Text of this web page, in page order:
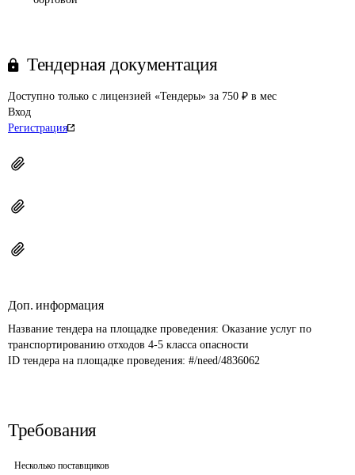
Тендерная документация
Доступно только с лицензией «Тендеры» за 750 ₽ в мес
Вход
Регистрация
Доп. информация
Название тендера на площадке проведения: Оказание услуг по
транспортированию отходов 4-5 класса опасности
ID тендера на площадке проведения: #/need/4836062
Требования
Несколько поставщиков